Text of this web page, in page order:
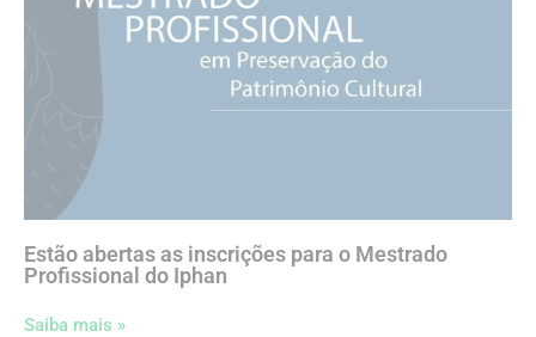
Estão abertas as inscrições para o Mestrado
Profissional do Iphan
Saiba mais »